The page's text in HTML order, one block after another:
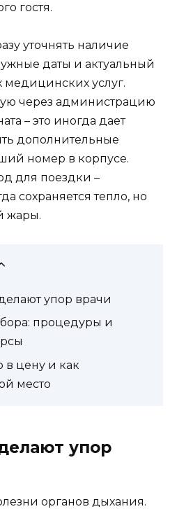
гостя.
уточнять наличие
даты и актуальный
медицинских услуг.
через администрацию
– это иногда дает
дополнительные
номер в корпусе.
для поездки –
сохраняется тепло, но
жары.
упор врачи
процедуры и
в цену и как
место
упор
органов дыхания.